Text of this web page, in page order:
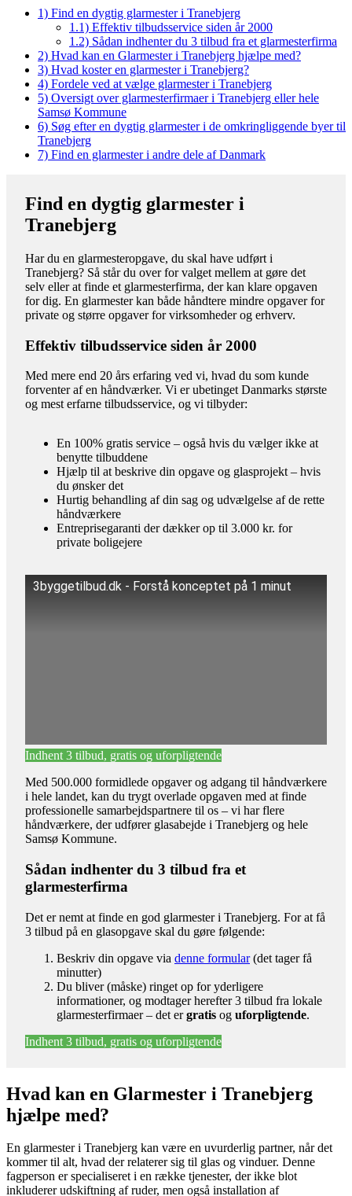
1) Find en dygtig glarmester i Tranebjerg
1.1) Effektiv tilbudsservice siden år 2000
1.2) Sådan indhenter du 3 tilbud fra et glarmesterfirma
2) Hvad kan en Glarmester i Tranebjerg hjælpe med?
3) Hvad koster en glarmester i Tranebjerg?
4) Fordele ved at vælge glarmester i Tranebjerg
5) Oversigt over glarmesterfirmaer i Tranebjerg eller hele
Samsø Kommune
6) Søg efter en dygtig glarmester i de omkringliggende byer til
Tranebjerg
7) Find en glarmester i andre dele af Danmark
Find en dygtig glarmester i
Tranebjerg
Har du en glarmesteropgave, du skal have udført i
Tranebjerg? Så står du over for valget mellem at gøre det
selv eller at finde et glarmesterfirma, der kan klare opgaven
for dig. En glarmester kan både håndtere mindre opgaver for
private og større opgaver for virksomheder og erhverv.
Effektiv tilbudsservice siden år 2000
Med mere end 20 års erfaring ved vi, hvad du som kunde
forventer af en håndværker. Vi er ubetinget Danmarks største
og mest erfarne tilbudsservice, og vi tilbyder:
En 100% gratis service – også hvis du vælger ikke at
benytte tilbuddene
Hjælp til at beskrive din opgave og glasprojekt – hvis
du ønsker det
Hurtig behandling af din sag og udvælgelse af de rette
håndværkere
Entreprisegaranti der dækker op til 3.000 kr. for
private boligejere
3byggetilbud.dk - Forstå konceptet på 1 minut
Indhent 3 tilbud, gratis og uforpligtende
Med 500.000 formidlede opgaver og adgang til håndværkere
i hele landet, kan du trygt overlade opgaven med at finde
professionelle samarbejdspartnere til os – vi har flere
håndværkere, der udfører glasabejde i Tranebjerg og hele
Samsø Kommune.
Sådan indhenter du 3 tilbud fra et
glarmesterfirma
Det er nemt at finde en god glarmester i Tranebjerg. For at få
3 tilbud på en glasopgave skal du gøre følgende:
Beskriv din opgave via denne formular(det tager få
minutter)
Du bliver (måske) ringet op for yderligere
informationer, og modtager herefter 3 tilbud fra lokale
glarmesterfirmaer – det ergratis og uforpligtende.
Indhent 3 tilbud, gratis og uforpligtende
Hvad kan en Glarmester i Tranebjerg
hjælpe med?
En glarmester i Tranebjerg kan være en uvurderlig partner, når det
kommer til alt, hvad der relaterer sig til glas og vinduer. Denne
fagperson er specialiseret i en række tjenester, der ikke blot
inkluderer udskiftning af ruder, men også installation af